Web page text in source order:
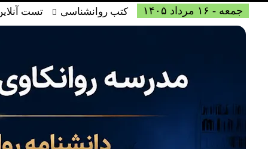
جمعه - ۱۶ مرداد ۱۴۰۵ کتب روانشناسی تست